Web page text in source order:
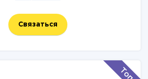
сайт) - быстрая скорость
даже при высоких нагрузках
посещение сайта 3 000
Связаться